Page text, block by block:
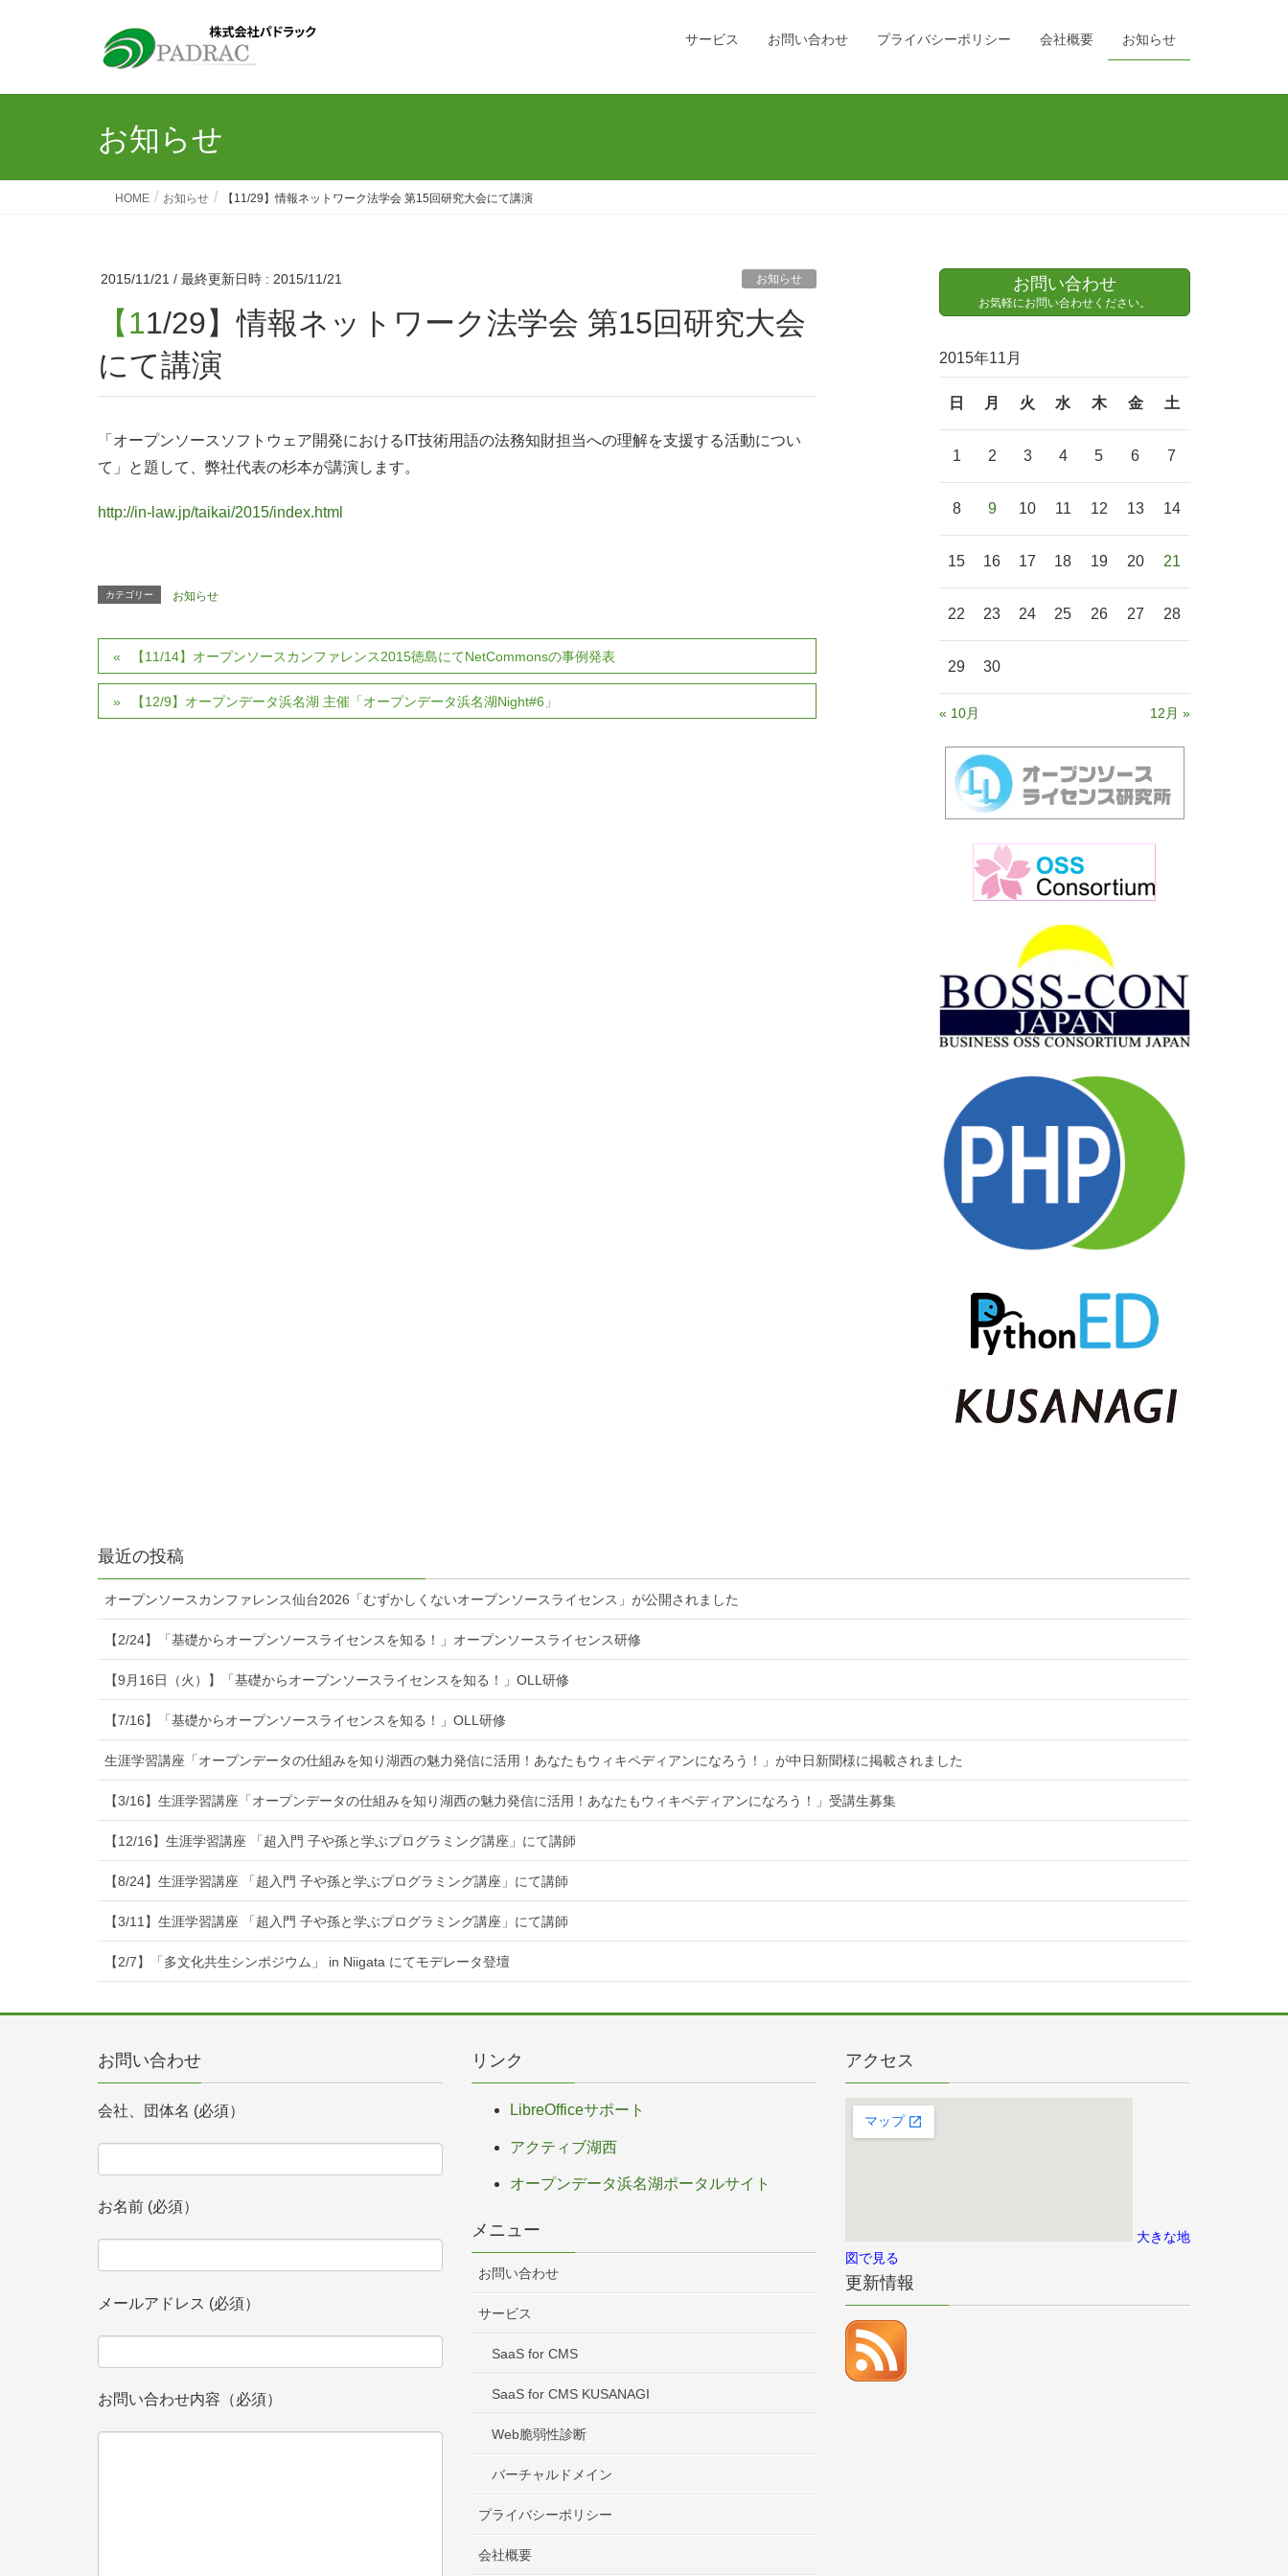
サービス お問い合わせ プライバシーポリシー 会社概要 お知らせ
お知らせ
HOME お知らせ 【11/29】情報ネットワーク法学会 第15回研究大会にて講演
2015/11/21 / 最終更新日時 : 2015/11/21 お知らせ
【11/29】情報ネットワーク法学会 第15回研究大会
にて講演
「オープンソースソフトウェア開発におけるIT技術用語の法務知財担当への理解を支援する活動につい
て」と題して、弊社代表の杉本が講演します。
http://in-law.jp/taikai/2015/index.html
カテゴリー お知らせ
【11/14】オープンソースカンファレンス2015徳島にてNetCommonsの事例発表
【12/9】オープンデータ浜名湖 主催「オープンデータ浜名湖Night#6」
お問い合わせ
お気軽にお問い合わせください。
2015年11月
日 月 火 水 木 金 土
1 2 3 4 5 6 7
8 9 10 11 12 13 14
15 16 17 18 19 20 21
22 23 24 25 26 27 28
29 30
« 10月 12月 »
最近の投稿
オープンソースカンファレンス仙台2026「むずかしくないオープンソースライセンス」が公開されました
【2/24】「基礎からオープンソースライセンスを知る！」オープンソースライセンス研修
【9月16日（火）】「基礎からオープンソースライセンスを知る！」OLL研修
【7/16】「基礎からオープンソースライセンスを知る！」OLL研修
生涯学習講座「オープンデータの仕組みを知り湖西の魅力発信に活用！あなたもウィキペディアンになろう！」が中日新聞様に掲載されました
【3/16】生涯学習講座「オープンデータの仕組みを知り湖西の魅力発信に活用！あなたもウィキペディアンになろう！」受講生募集
【12/16】生涯学習講座 「超入門 子や孫と学ぶプログラミング講座」にて講師
【8/24】生涯学習講座 「超入門 子や孫と学ぶプログラミング講座」にて講師
【3/11】生涯学習講座 「超入門 子や孫と学ぶプログラミング講座」にて講師
【2/7】「多文化共生シンポジウム」 in Niigata にてモデレータ登壇
お問い合わせ
会社、団体名 (必須）
お名前 (必須）
メールアドレス (必須）
お問い合わせ内容（必須）
リンク
LibreOfficeサポート
アクティブ湖西
オープンデータ浜名湖ポータルサイト
メニュー
お問い合わせ
サービス
SaaS for CMS
SaaS for CMS KUSANAGI
Web脆弱性診断
バーチャルドメイン
プライバシーポリシー
会社概要
アクセス
大きな地
図で見る
更新情報